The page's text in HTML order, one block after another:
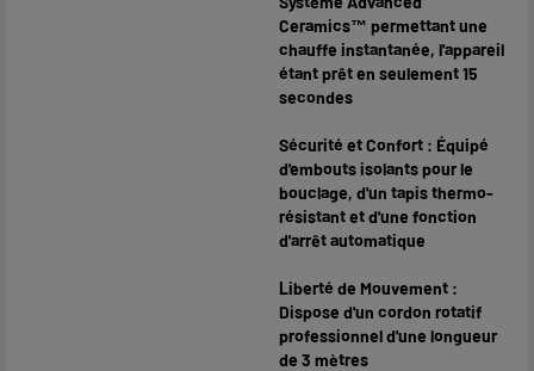
Ceramics™ permettant une
chauffe instantanée, l'appareil
étant prêt en seulement 15
secondes
Sécurité et Confort : Équipé
d'embouts isolants pour le
bouclage, d'un tapis thermo-
résistant et d'une fonction
d'arrêt automatique
Liberté de Mouvement :
Dispose d'un cordon rotatif
professionnel d'une longueur
de 3 mètres